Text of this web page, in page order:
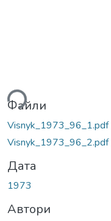
Файли
Visnyk_1973_96_1.pdf
Visnyk_1973_96_2.pdf
Дата
1973
Автори